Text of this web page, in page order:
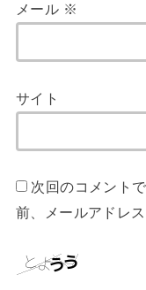
メール ※
サイト
次回のコメント
前、メールアドレ